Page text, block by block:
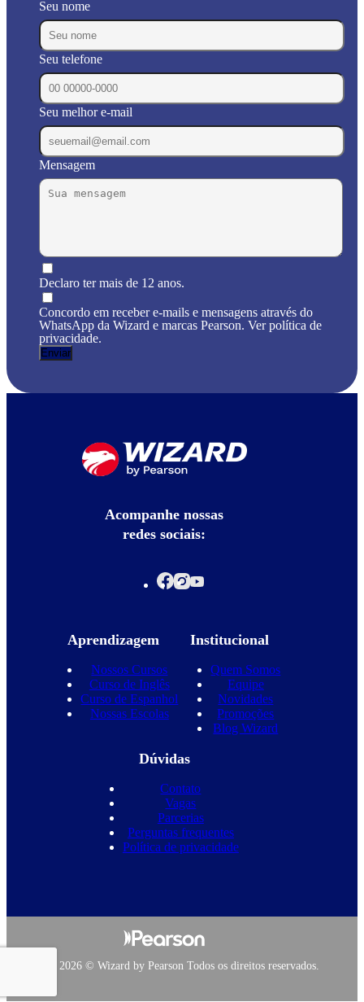
Seu nome
Seu telefone
Seu melhor e-mail
Mensagem
Declaro ter mais de 12 anos.
Concordo em receber e-mails e mensagens através do
WhatsApp da Wizard e marcas Pearson. Ver política de
privacidade.
Acompanhe nossas
redes sociais:
Aprendizagem
Nossos Cursos
Curso de Inglês
Curso de Espanhol
Nossas Escolas
Institucional
Quem Somos
Equipe
Novidades
Promoções
Blog Wizard
Dúvidas
Contato
Vagas
Parcerias
Perguntas frequentes
Política de privacidade
Copyright 2026 © Wizard by Pearson Todos os direitos reservados.